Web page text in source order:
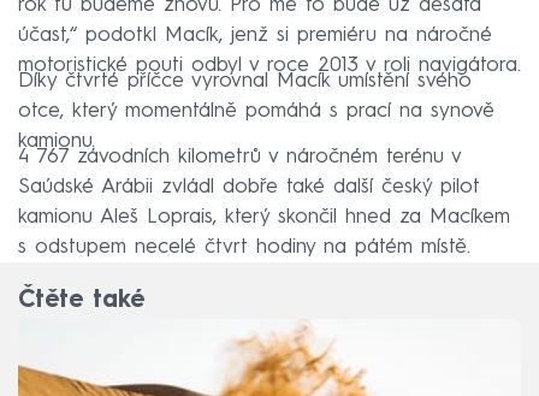
rok tu budeme znovu. Pro mě to bude už desátá
účast,“ podotkl Macík, jenž si premiéru na náročné
motoristické pouti odbyl v roce 2013 v roli navigátora.
Díky čtvrté příčce vyrovnal Macík umístění svého
otce, který momentálně pomáhá s prací na synově
kamionu.
4 767 závodních kilometrů v náročném terénu v
Saúdské Arábii zvládl dobře také další český pilot
kamionu Aleš Loprais, který skončil hned za Macíkem
s odstupem necelé čtvrt hodiny na pátém místě.
Čtěte také